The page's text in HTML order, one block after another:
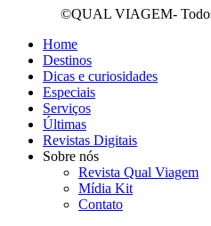
©QUAL VIAGEM- Todos
Home
Destinos
Dicas e curiosidades
Especiais
Serviços
Últimas
Revistas Digitais
Sobre nós
Revista Qual Viagem
Mídia Kit
Contato